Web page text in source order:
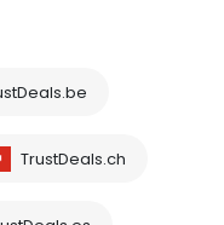
TrustDeals.ch